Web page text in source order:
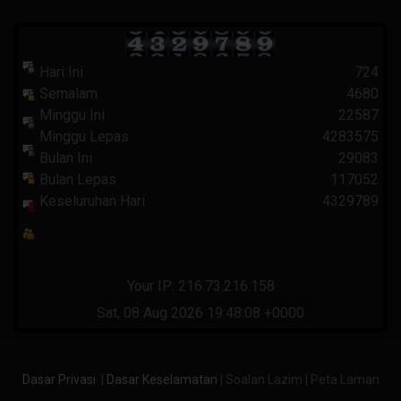
Hari Ini
Semalam
Minggu Ini
Minggu Lepas
Bulan Ini
Bulan Lepas
Keseluruhan Hari
724
4680
22587
4283575
29083
117052
4329789
Your IP: 216.73.216.158
Sat, 08 Aug 2026 19:48:08 +0000
Dasar Privasi Dasar Keselamatan | Soalan Lazim | Peta Laman